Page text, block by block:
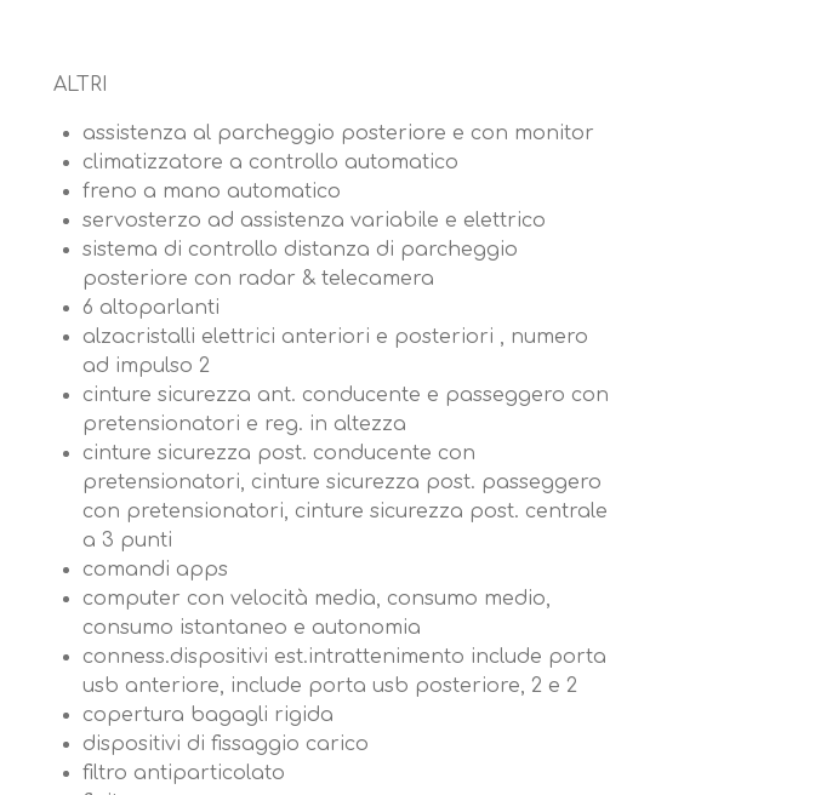
ALTRI
assistenza al parcheggio posteriore e con monitor
climatizzatore a controllo automatico
freno a mano automatico
servosterzo ad assistenza variabile e elettrico
sistema di controllo distanza di parcheggio
posteriore con radar & telecamera
6 altoparlanti
alzacristalli elettrici anteriori e posteriori , numero
ad impulso 2
cinture sicurezza ant. conducente e passeggero con
pretensionatori e reg. in altezza
cinture sicurezza post. conducente con
pretensionatori, cinture sicurezza post. passeggero
con pretensionatori, cinture sicurezza post. centrale
a 3 punti
comandi apps
computer con velocità media, consumo medio,
consumo istantaneo e autonomia
conness.dispositivi est.intrattenimento include porta
usb anteriore, include porta usb posteriore, 2 e 2
copertura bagagli rigida
dispositivi di fissaggio carico
filtro antiparticolato